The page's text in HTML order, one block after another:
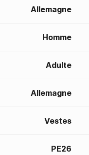
Allemagne
Homme
Adulte
Allemagne
Vestes
PE26